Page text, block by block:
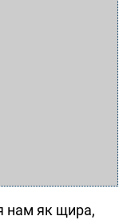
нам як щира,